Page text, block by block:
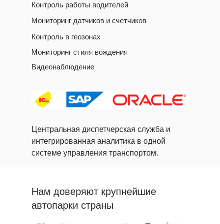
Контроль работы водителей
Мониторинг датчиков и счетчиков
Контроль в геозонах
Мониторинг стиля вождения
Видеонаблюдение
Центральная диспетчерская служба и
интегрированная аналитика в одной
системе управления транспортом.
Нам доверяют крупнейшие
автопарки страны